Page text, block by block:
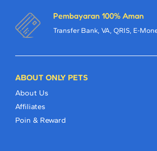
Pembayaran 100% Aman
Transfer Bank, VA, QRIS, E-
ABOUT ONLY PETS
About Us
Affiliates
Poin & Reward